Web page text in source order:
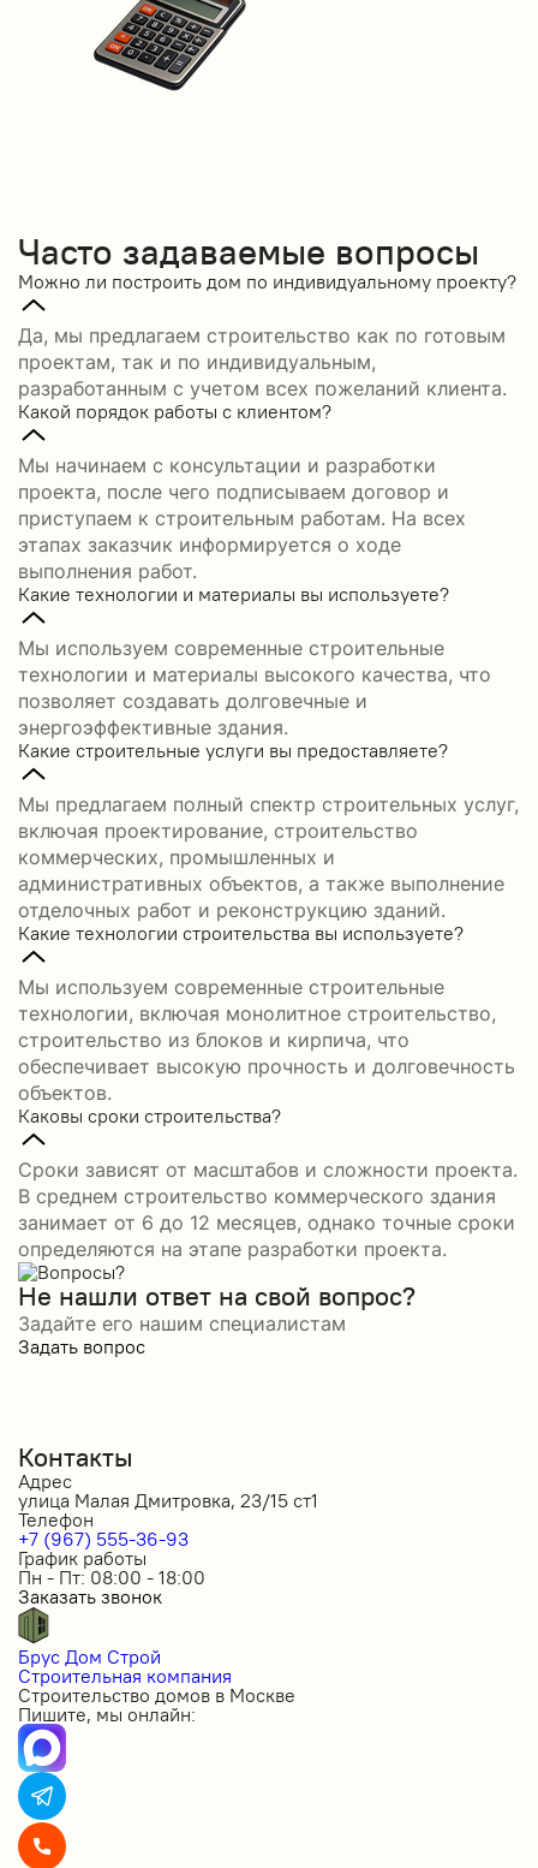
Часто задаваемые вопросы
Можно ли построить дом по индивидуальному проекту?
Да, мы предлагаем строительство как по готовым
проектам, так и по индивидуальным,
разработанным с учетом всех пожеланий клиента.
Какой порядок работы с клиентом?
Мы начинаем с консультации и разработки
проекта, после чего подписываем договор и
приступаем к строительным работам. На всех
этапах заказчик информируется о ходе
выполнения работ.
Какие технологии и материалы вы используете?
Мы используем современные строительные
технологии и материалы высокого качества, что
позволяет создавать долговечные и
энергоэффективные здания.
Какие строительные услуги вы предоставляете?
Мы предлагаем полный спектр строительных услуг,
включая проектирование, строительство
коммерческих, промышленных и
административных объектов, а также выполнение
отделочных работ и реконструкцию зданий.
Какие технологии строительства вы используете?
Мы используем современные строительные
технологии, включая монолитное строительство,
строительство из блоков и кирпича, что
обеспечивает высокую прочность и долговечность
объектов.
Каковы сроки строительства?
Сроки зависят от масштабов и сложности проекта.
В среднем строительство коммерческого здания
занимает от 6 до 12 месяцев, однако точные сроки
определяются на этапе разработки проекта.
Не нашли ответ на свой вопрос?
Задайте его нашим специалистам
Задать вопрос
Контакты
Адрес
улица Малая Дмитровка, 23/15 ст1
Телефон
+7 (967) 555-36-93
График работы
Пн - Пт: 08:00 - 18:00
Заказать звонок
Брус Дом Строй
Строительная компания
Строительство домов в Москве
Пишите, мы онлайн: